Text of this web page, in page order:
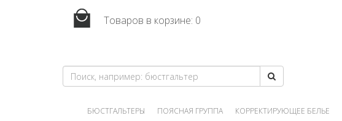
Товаров в корзине: 0
БЮСТГАЛЬТЕРЫ ПОЯСНАЯ ГРУППА КОРРЕКТИРУЮЩЕЕ БЕЛЬЕ